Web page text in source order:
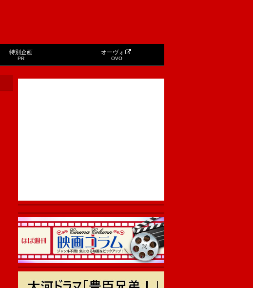
特別企画
PR
オーヴォ
OVO